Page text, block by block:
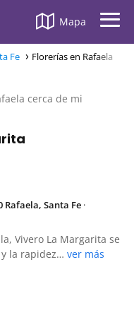
Mapa
Fe Florerías en Rafaela
cerca de mi
Rafaela, Santa Fe ·
Vivero La Margarita se
la rapidez… ver más